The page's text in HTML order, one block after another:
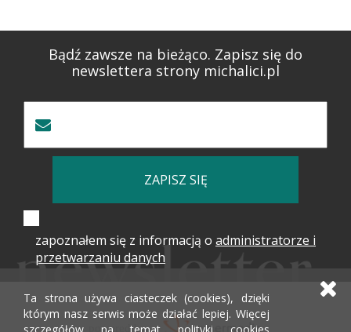
Bądź zawsze na bieżąco. Zapisz się do
newslettera strony michalici.pl
ZAPISZ SIĘ
zapoznałem się z informacją o administratorze i
przetwarzaniu danych
powered by
Ta strona używa ciasteczek (cookies), dzięki
którym nasz serwis może działać lepiej. Więcej
szczegółów na temat polityki cookies